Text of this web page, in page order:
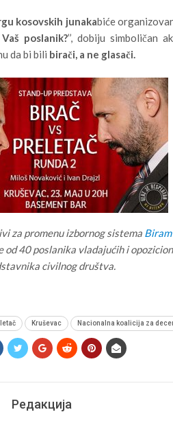
kosovskih junakabiće
poslanik?’’, dobiju simboličan
da bi bili birači, a ne glasači.
za promenu izbornog sistema
od 40 poslanika vladajućih i
civilnog društva.
Kruševac Nacionalna koalicija za
Редакција